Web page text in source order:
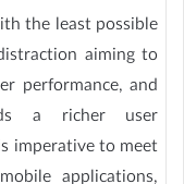
the least possible
aiming to
performance, and
a richer user
imperative to meet
applications,